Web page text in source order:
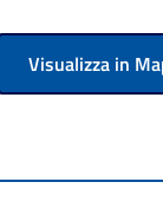
Visualizza in